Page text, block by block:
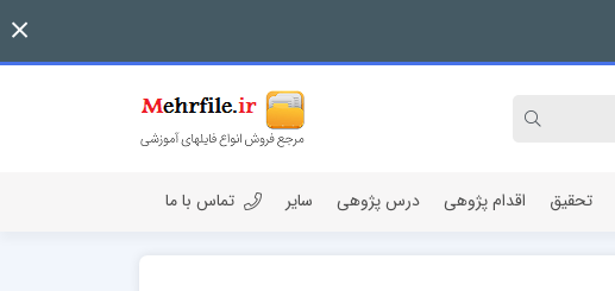
تحقیق اقدام پژوهی درس پژوهی سایر تماس با ما